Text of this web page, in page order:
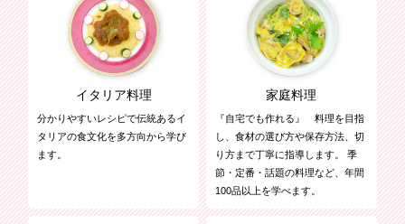
イタリア料理
分かりやすいレシピで伝統あるイ
タリアの食文化を多方向から学び
ます。
家庭料理
『自宅でも作れる』 料理を目指
し、食材の選び方や保存方法、切
り方まで丁寧に指導します。 季
節・定番・話題の料理など、年間
100品以上を学べます。